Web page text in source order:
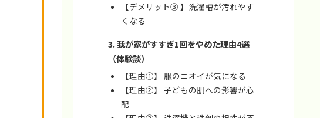
【デメリット③ 】洗濯槽が汚れやす
くなる
我が家がすすぎ1回をやめた理由4選
（体験談）
【理由①】 服のニオイが気になる
【理由②】 子どもの肌への影響が心
配